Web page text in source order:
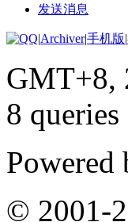
发送消息
|Archiver|手机版|
GMT+8,
8 queries
Powered
© 2001-